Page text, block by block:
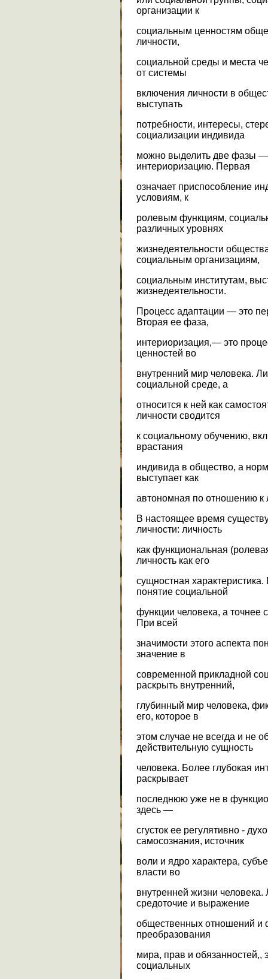
организации к
социальным ценностям
личности,
социальной среды и места
от системы
включения личности в
выступать
потребности, интересы,
социализации индивида
можно выделить две фазы —
интериоризацию. Первая
означает приспособление
условиям, к
ролевым функциям,
различных уровнях
жизнедеятельности
социальным организациям,
социальным институтам,
жизнедеятельности.
Процесс адаптации — это
Вторая ее фаза,
интериоризация,— это
ценностей во
внутренний мир человека.
социальной среде, а
относится к ней как
личности сводится
к социальному обучению,
врастания
индивида в общество, а
выступает как
автономная по отношению к
В настоящее время
личности: личность
как функциональная
личность как его
сущностная
понятие социальной
функции человека, а точнее
При всей
значимости этого аспекта
значение в
современной прикладной
раскрыть внутренний,
глубинный мир человека,
его, которое в
этом случае не всегда и не
действительную сущность
человека. Более глубокая
раскрывает
последнюю уже не в
здесь —
сгусток ее регулятивно -
самосознания, источник
воли и ядро характера,
власти во
внутренней жизни
средоточие и выражение
общественных отношений и
преобразования
мира, прав и обязанностей,,
социальных